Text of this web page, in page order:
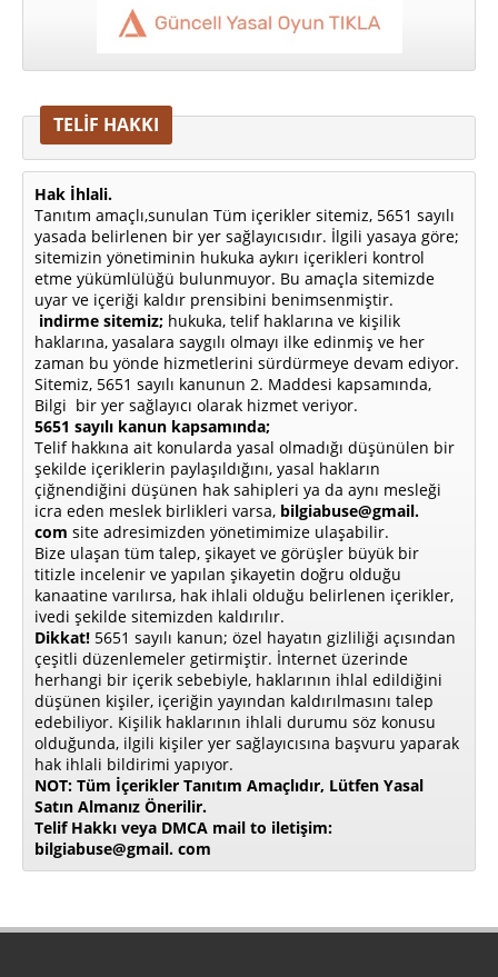
TELİF HAKKI
Hak İhlali.
Tanıtım amaçlı,sunulan Tüm içerikler sitemiz, 5651 sayılı
yasada belirlenen bir yer sağlayıcısıdır. İlgili yasaya göre;
sitemizin yönetiminin hukuka aykırı içerikleri kontrol
etme yükümlülüğü bulunmuyor. Bu amaçla sitemizde
uyar ve içeriği kaldır prensibini benimsenmiştir.
indirme sitemiz; hukuka, telif haklarına ve kişilik
haklarına, yasalara saygılı olmayı ilke edinmiş ve her
zaman bu yönde hizmetlerini sürdürmeye devam ediyor.
Sitemiz, 5651 sayılı kanunun 2. Maddesi kapsamında,
Bilgi bir yer sağlayıcı olarak hizmet veriyor.
5651 sayılı kanun kapsamında;
Telif hakkına ait konularda yasal olmadığı düşünülen bir
şekilde içeriklerin paylaşıldığını, yasal hakların
çiğnendiğini düşünen hak sahipleri ya da aynı mesleği
icra eden meslek birlikleri varsa, bilgiabuse@gmail.
com site adresimizden yönetimimize ulaşabilir.
Bize ulaşan tüm talep, şikayet ve görüşler büyük bir
titizle incelenir ve yapılan şikayetin doğru olduğu
kanaatine varılırsa, hak ihlali olduğu belirlenen içerikler,
ivedi şekilde sitemizden kaldırılır.
Dikkat! 5651 sayılı kanun; özel hayatın gizliliği açısından
çeşitli düzenlemeler getirmiştir. İnternet üzerinde
herhangi bir içerik sebebiyle, haklarının ihlal edildiğini
düşünen kişiler, içeriğin yayından kaldırılmasını talep
edebiliyor. Kişilik haklarının ihlali durumu söz konusu
olduğunda, ilgili kişiler yer sağlayıcısına başvuru yaparak
hak ihlali bildirimi yapıyor.
NOT: Tüm İçerikler Tanıtım Amaçlıdır, Lütfen Yasal
Satın Almanız Önerilir.
Telif Hakkı veya DMCA mail to iletişim:
bilgiabuse@gmail. com